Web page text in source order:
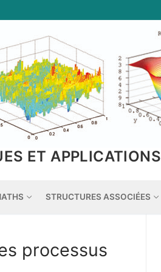
ET APPLICATIONS
STRUCTURES ASSOCIÉES
processus